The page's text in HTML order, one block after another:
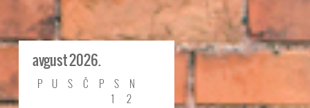
avgust 2026.
P U S Č P S
N
1
2